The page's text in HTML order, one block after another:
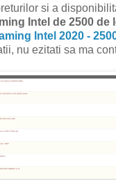
si a
Intel de 2500 de
Intel 2020 -
nu ezitati sa ma